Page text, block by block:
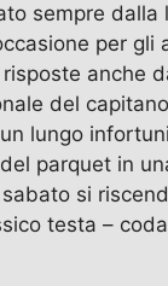
sempre
per
anche
del
lungo
parquet in
si
testa –